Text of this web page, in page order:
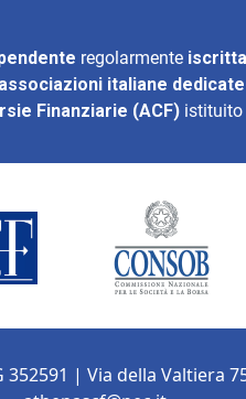
regolarmente iscritta
associazioni italiane
Finanziarie (ACF) istituito
352591 | Via della Valtiera